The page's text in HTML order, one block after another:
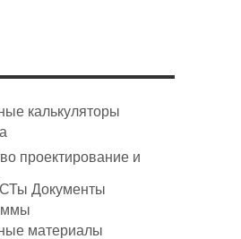
калькуляторы
проектирование и
Документы
материалы